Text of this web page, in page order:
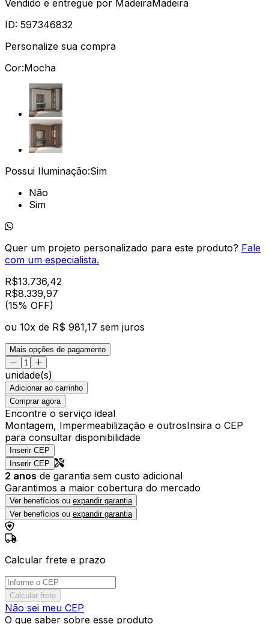
Vendido e entregue por MadeiraMadeira
ID: 597346832
Personalize sua compra
Cor:Mocha
Possui Iluminação:Sim
Não
Sim
Quer um projeto personalizado para este produto? Fale
com um especialista.
R$13.736,42
R$8.339,97
(15% OFF)
ou 10x de R$ 981,17 sem juros
Mais opções de pagamento
unidade(s)
Adicionar ao carrinho
Comprar agora
Encontre o serviço ideal
Montagem, Impermeabilização e outrosInsira o CEP
para consultar disponibilidade
Inserir CEP
Inserir CEP
2 anos de garantia sem custo adicional
Garantimos a maior cobertura do mercado
Ver benefícios ou expandir garantia
Ver benefícios ou expandir garantia
Calcular frete e prazo
Calcular frete
Não sei meu CEP
O que saber sobre esse produto